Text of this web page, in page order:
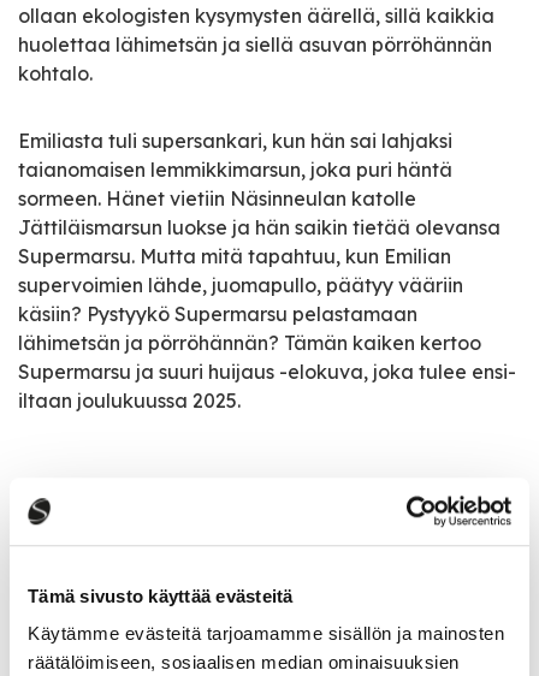
Tämä sivusto käyttää evästeitä
Käytämme evästeitä tarjoamamme sisällön ja mainosten
räätälöimiseen, sosiaalisen median ominaisuuksien
ollaan ekologisten kysymysten äärellä, sillä kaikkia
huolettaa lähimetsän ja siellä asuvan pörröhännän
kohtalo.
Emiliasta tuli supersankari, kun hän sai lahjaksi
taianomaisen lemmikkimarsun, joka puri häntä
sormeen. Hänet vietiin Näsinneulan katolle
Jättiläismarsun luokse ja hän saikin tietää olevansa
Supermarsu. Mutta mitä tapahtuu, kun Emilian
supervoimien lähde, juomapullo, päätyy vääriin
käsiin? Pystyykö Supermarsu pelastamaan
lähimetsän ja pörröhännän? Tämän kaiken kertoo
Supermarsu ja suuri huijaus -elokuva, joka tulee ensi-
iltaan joulukuussa 2025.
Tapahtumatiedot
Tapahtuman järjestäjä
Saarijärven Pullistus ry/Kisakino